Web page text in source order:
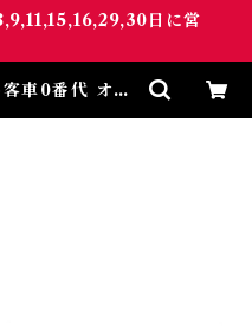
日に営
車0番代 オハ